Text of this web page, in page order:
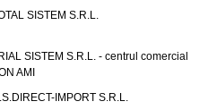
SISTEM S.R.L.
SISTEM S.R.L. - centrul comercial
AMI
IMPORT S.R.L.